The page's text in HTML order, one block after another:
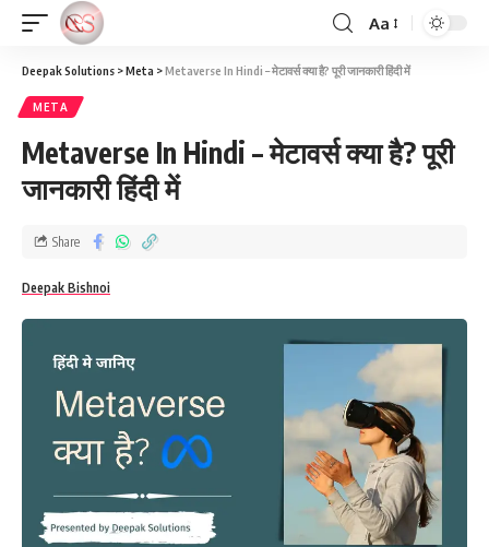
Aa
Deepak Solutions >Meta >Metaverse In Hindi – मेटावर्स क्या है? पूरी जानकारी हिंदी में
META
Metaverse In Hindi – मेटावर्स क्या है? पूरी
जानकारी हिंदी में
Deepak Bishnoi
Share